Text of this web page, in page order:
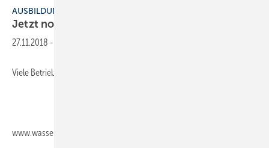
AUSBILDUNGSPLATZ
Jetzt noch freie Stellen
27.11.2018 -
Viele Betriebe aktualisieren bereits die Handwerkersuche unter
www.wasserwaermeluft.de